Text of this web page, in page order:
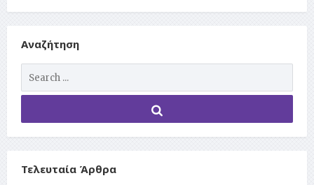
Αναζήτηση
Τελευταία Άρθρα